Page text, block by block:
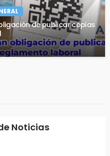
de publicar copias
Noticias